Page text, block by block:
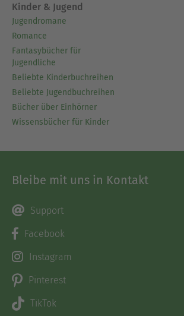
Kinder & Jugend
Jugendromane
Romance
Fantasybücher für
Jugendliche
Beliebte Kinderbuchreihen
Beliebte Jugendbuchreihen
Bücher über Einhörner
Wissensbücher für Kinder
Bleibe mit uns in Kontakt
Support
Facebook
Instagram
Pinterest
TikTok